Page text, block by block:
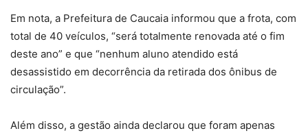
Em nota, a Prefeitura de Caucaia informou que a frota, com
total de 40 veículos, “será totalmente renovada até o fim
deste ano” e que “nenhum aluno atendido está
desassistido em decorrência da retirada dos ônibus de
circulação”.
Além disso, a gestão ainda declarou que foram apenas